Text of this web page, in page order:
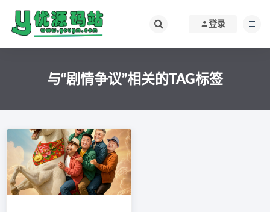
登录
与“剧情争议”相关的TAG标签